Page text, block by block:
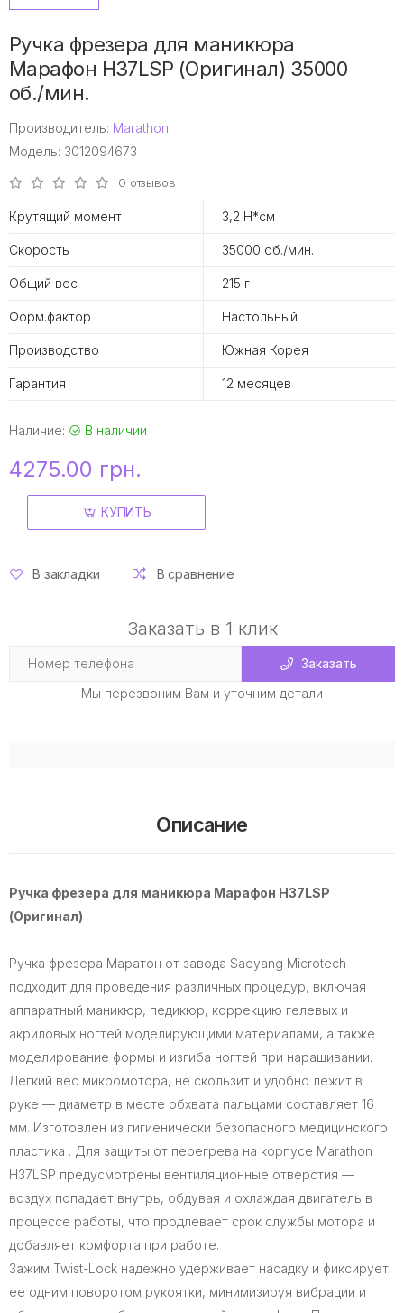
Ручка фрезера для маникюра
Марафон H37LSP (Оригинал) 35000
об./мин.
Производитель: Marathon
Модель: 3012094673
0 отзывов
Крутящий момент 3,2 Н*см
Скорость 35000 об./мин.
Общий вес 215 г
Форм.фактор Настольный
Производство Южная Корея
Гарантия 12 месяцев
Наличие: В наличии
4275.00 грн.
КУПИТЬ
В закладки В сравнение
Заказать в 1 клик
Заказать
Мы перезвоним Вам и уточним детали
Описание
Ручка фрезера для маникюра Марафон H37LSP
(Оригинал)
Ручка фрезера Маратон от завода Saeyang Microtech -
подходит для проведения различных процедур, включая
аппаратный маникюр, педикюр, коррекцию гелевых и
акриловых ногтей моделирующими материалами, а также
моделирование формы и изгиба ногтей при наращивании.
Легкий вес микромотора, не скользит и удобно лежит в
руке — диаметр в месте обхвата пальцами составляет 16
мм. Изготовлен из гигиенически безопасного медицинского
пластика . Для защиты от перегрева на корпусе Marathon
H37LSP предусмотрены вентиляционные отверстия —
воздух попадает внутрь, обдувая и охлаждая двигатель в
процессе работы, что продлевает срок службы мотора и
добавляет комфорта при работе.
Зажим Twist-Lock надежно удерживает насадку и фиксирует
ее одним поворотом рукоятки, минимизируя вибрации и